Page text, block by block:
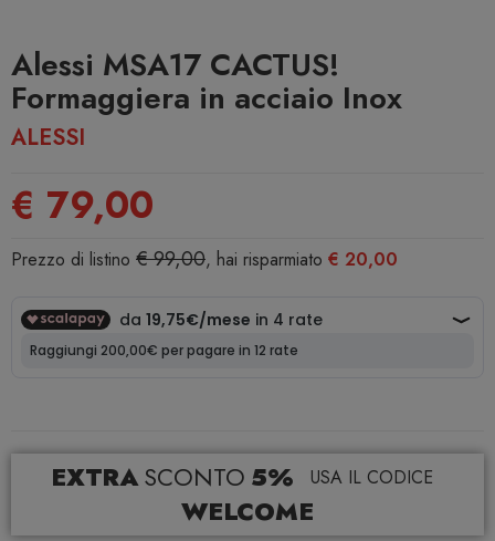
Alessi MSA17 CACTUS!
Formaggiera in acciaio Inox
ALESSI
€ 79,00
Prezzo di listino € 99,00, hai risparmiato € 20,00
EXTRASCONTO 5% USA IL CODICE
WELCOME